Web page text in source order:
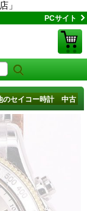
」
PCサイト
のセイコー時計 中古